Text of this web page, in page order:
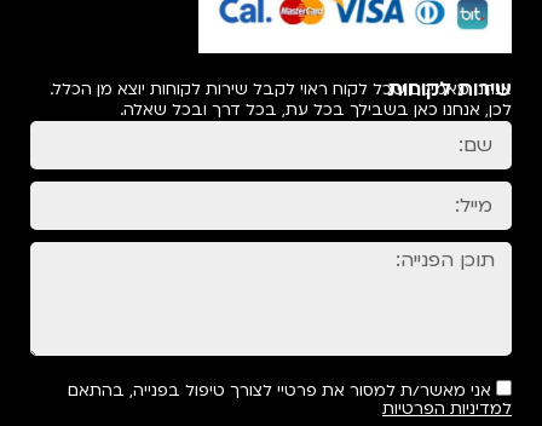
שירות לקוחות
אנחנו מאמינים שכל לקוח ראוי לקבל שירות לקוחות יוצא מן הכלל.
לכן, אנחנו כאן בשבילך בכל עת, בכל דרך ובכל שאלה.
אני מאשר/ת למסור את פרטיי לצורך טיפול בפנייה, בהתאם
למדיניות הפרטיות